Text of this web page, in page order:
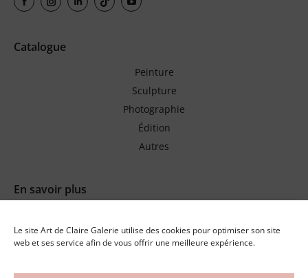
Le site Art de Claire Galerie utilise des cookies pour optimiser son site
web et ses service afin de vous offrir une meilleure expérience.
Catalogue
Peinture
Sculpture
Photographie
Édition
Autres
En savoir plus
Nos artistes
Nous contacter